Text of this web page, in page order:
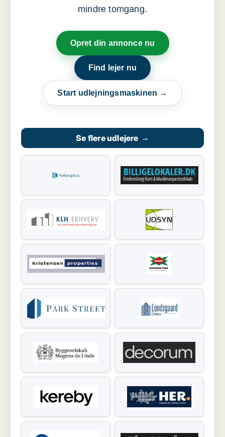
mindre tomgang.
Opret din annonce nu
Find lejer nu
Start udlejningsmaskinen →
Se flere udlejere →